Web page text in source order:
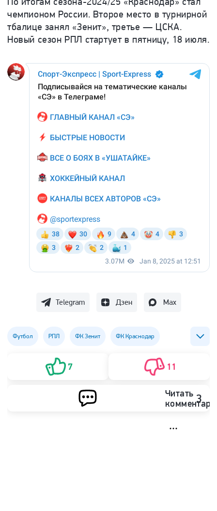
чемпионом России. Второе место в турнирной
тбалице занял «Зенит», третье — ЦСКА.
Новый сезон РПЛ стартует в пятницу, 18 июля.
Telegram Дзен Max
Футбол РПЛ ФК Зенит ФК Краснодар
ФК Локомотив (Москва) ФК Спартак (Москва)
7 11
Читать 3